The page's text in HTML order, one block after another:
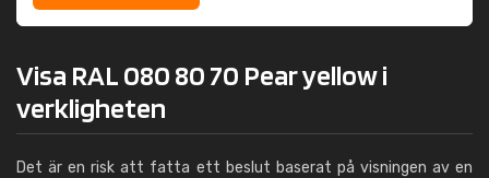
Visa RAL 080 80 70 Pear yellow i
verkligheten
Det är en risk att fatta ett beslut baserat på visningen av en